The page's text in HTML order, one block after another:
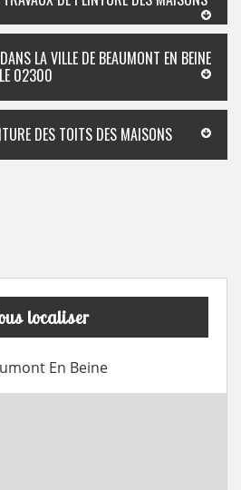
LA VILLE DE BEAUMONT EN BEINE
02300
DES TOITS DES MAISONS
localiser
En Beine